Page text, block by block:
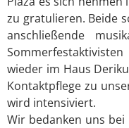
zu gratulieren. Beide
anschließende
wieder im Haus
Kontaktpflege zu
wird intensiviert.
Wir bedanken uns